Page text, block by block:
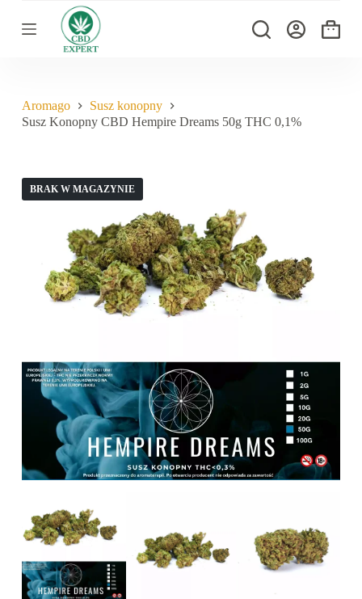
Koszyk
Aromago
Susz konopny
Susz Konopny CBD Hempire Dreams 50g THC 0,1%
BRAK W MAGAZYNIE